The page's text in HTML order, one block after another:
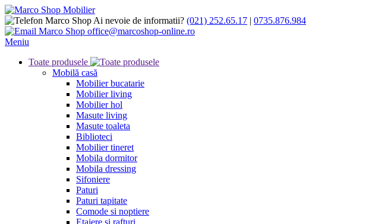
Ai nevoie de informatii? (021) 252.65.17 | 0735.876.984
office@marcoshop-online.ro
Meniu
Toate produsele
Mobilă casă
Mobilier bucatarie
Mobilier living
Mobilier hol
Masute living
Masute toaleta
Biblioteci
Mobilier tineret
Mobila dormitor
Mobila dressing
Sifoniere
Paturi
Paturi tapitate
Comode si noptiere
Etajere si rafturi